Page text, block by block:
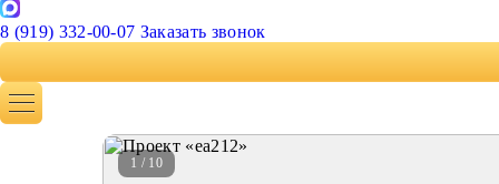
8 (919) 332-00-07 Заказать звонок
1 / 10